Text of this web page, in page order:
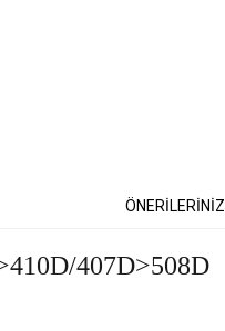
ÖNERİLERİNİZ
407D>508D